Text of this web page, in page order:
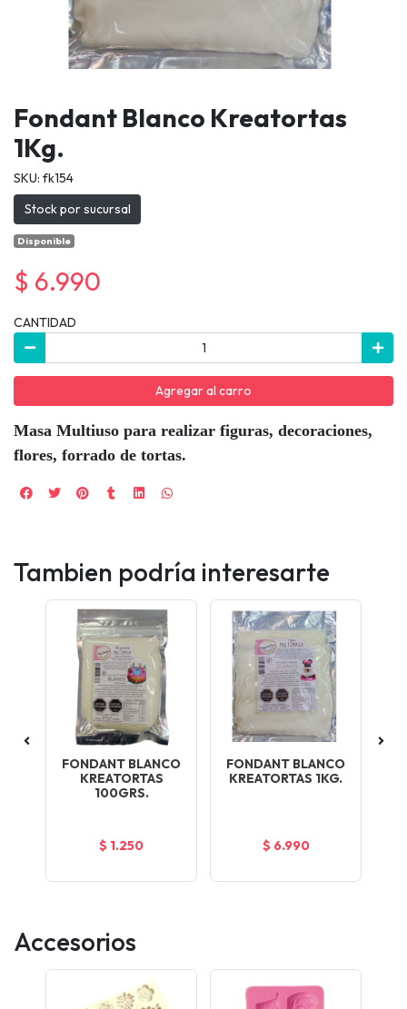
Fondant Blanco Kreatortas
1Kg.
SKU: fk154
Stock por sucursal
Disponible
$ 6.990
CANTIDAD
Agregar al carro
Masa Multiuso para realizar figuras, decoraciones,
flores, forrado de tortas.
Tambien podría interesarte
FONDANT BLANCO
KREATORTAS
100GRS.
$ 1.250
FONDANT BLANCO
KREATORTAS 1KG.
$ 6.990
Accesorios